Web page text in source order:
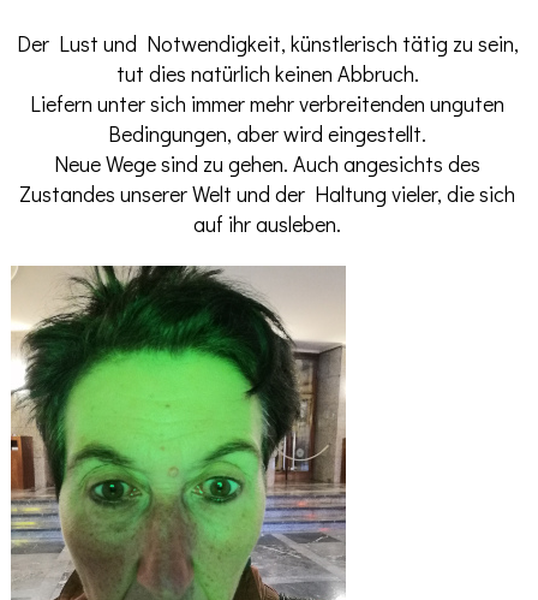
Der Lust und Notwendigkeit, künstlerisch tätig zu sein,
tut dies natürlich keinen Abbruch.
Liefern unter sich immer mehr verbreitenden unguten
Bedingungen, aber wird eingestellt.
Neue Wege sind zu gehen. Auch angesichts des
Zustandes unserer Welt und der Haltung vieler, die sich
auf ihr ausleben.